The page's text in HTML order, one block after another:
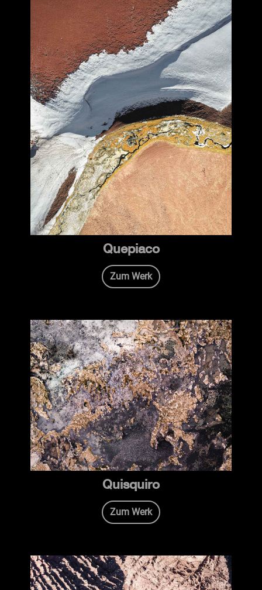
Quepiaco
Zum Werk
Quisquiro
Zum Werk